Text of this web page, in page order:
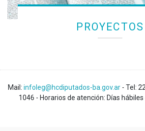
PROYECTOS
Mail: infoleg@hcdiputados-ba.gov.ar - Tel:
1046 - Horarios de atención: Días hábiles